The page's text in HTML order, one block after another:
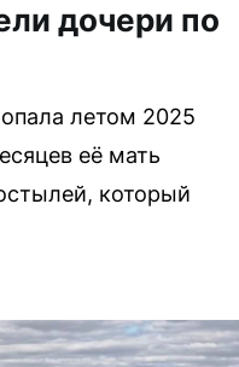
дочери по
летом 2025
её мать
который